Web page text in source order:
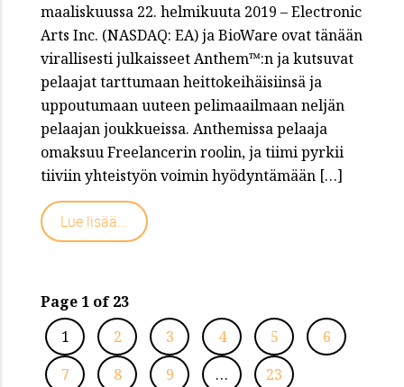
maaliskuussa 22. helmikuuta 2019 – Electronic
Arts Inc. (NASDAQ: EA) ja BioWare ovat tänään
virallisesti julkaisseet Anthem™:n ja kutsuvat
pelaajat tarttumaan heittokeihäisiinsä ja
uppoutumaan uuteen pelimaailmaan neljän
pelaajan joukkueissa. Anthemissa pelaaja
omaksuu Freelancerin roolin, ja tiimi pyrkii
tiiviin yhteistyön voimin hyödyntämään […]
Lue lisää...
Page 1 of 23
1
2 3 4 5
6
7
8 9 … 23